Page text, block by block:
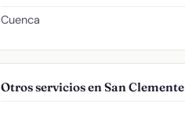
Cuenca
Otros servicios en San Clemente